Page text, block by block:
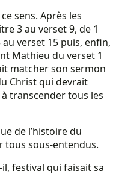
sens. Après les
3 au verset 9, de 1
verset 15 puis, enfin,
Mathieu du verset 1
matcher son sermon
Christ qui devrait
transcender tous les
de l’histoire du
tous sous-entendus.
festival qui faisait sa